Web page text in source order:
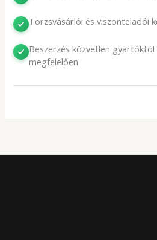
Törzsvásárlói és viszonteladói
Beszerzés közvetlen gyártóktól
megfelelően